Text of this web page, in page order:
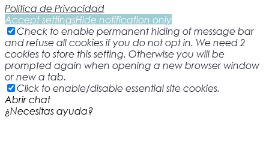
Política de Privacidad
Accept settingsHide notification only
Check to enable permanent hiding of message bar
and refuse all cookies if you do not opt in. We need 2
cookies to store this setting. Otherwise you will be
prompted again when opening a new browser window
or new a tab.
Click to enable/disable essential site cookies.
Abrir chat
¿Necesitas ayuda?